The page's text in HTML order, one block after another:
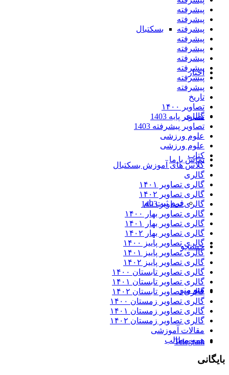
بسکتبال
اخبار
گالری
تماس با ما
فرم ثبت نام
جستجو
منو منو
Telegram
پیشرفته
پیشرفته
پیشرفته
پیشرفته
پیشرفته
پیشرفته
پیشرفته
پیشرفته
پیشرفته
تاریخ
تصاویر ۱۴۰۰
تصاویر پایه 1403
تصاویر پیشرفته 1403
علوم ورزشی
علوم ورزشی
کتاب
کلاس های آموزش بسکتبال
گالری
گالری تصاویر ۱۴۰۱
گالری تصاویر ۱۴۰۲
گالری تصاویر 1403
گالری تصاویر بهار ۱۴۰۰
گالری تصاویر بهار ۱۴۰۱
گالری تصاویر بهار ۱۴۰۲
گالری تصاویر پاییز ۱۴۰۰
گالری تصاویر پاییز ۱۴۰۱
گالری تصاویر پاییز ۱۴۰۲
گالری تصاویر تابستان ۱۴۰۰
گالری تصاویر تابستان ۱۴۰۱
گالری تصاویر تابستان ۱۴۰۲
گالری تصاویر زمستان ۱۴۰۰
گالری تصاویر زمستان ۱۴۰۱
گالری تصاویر زمستان ۱۴۰۲
مقالات آموزشی
همه مطالب
بایگانی